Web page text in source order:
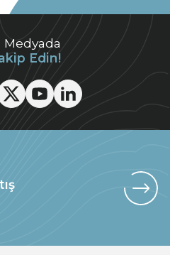
Medyada
Edin!